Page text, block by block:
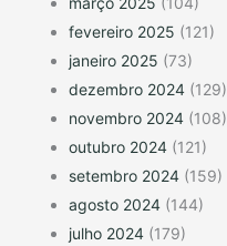
fevereiro 2025 (121)
janeiro 2025 (73)
dezembro 2024 (129)
novembro 2024 (108)
outubro 2024 (121)
setembro 2024 (159)
agosto 2024 (144)
julho 2024 (179)